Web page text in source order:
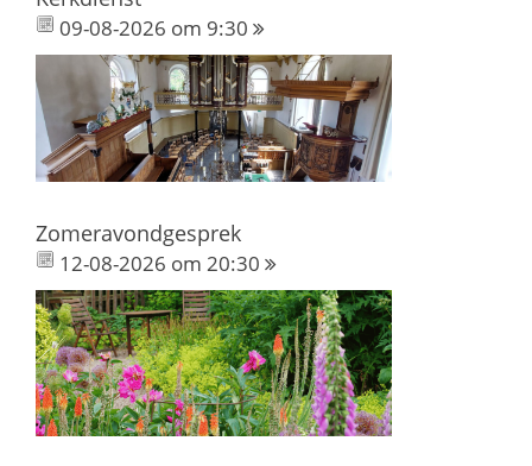
09-08-2026 om 9:30
Zomeravondgesprek
12-08-2026 om 20:30